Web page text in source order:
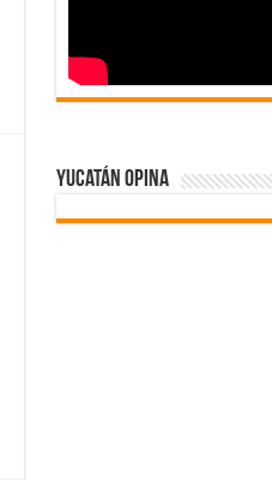
Yucatán Opina